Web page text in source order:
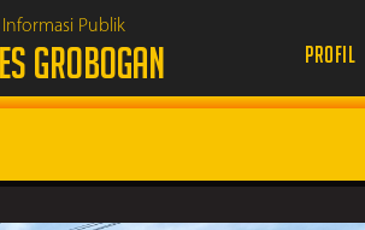
Informasi Publik
GROBOGAN Profil